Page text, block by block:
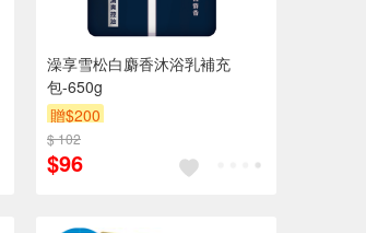
澡享雪松白麝香沐浴乳補充
包-650g
贈$200
$ 102
$96